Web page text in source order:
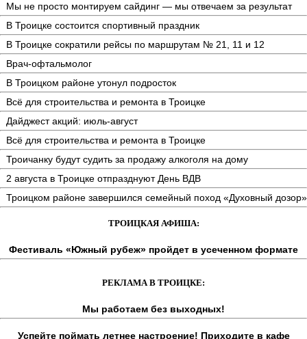
Мы не просто монтируем сайдинг — мы отвечаем за результат
В Троицке состоится спортивный праздник
В Троицке сократили рейсы по маршрутам № 21, 11 и 12
Врач-офтальмолог
В Троицком районе утонул подросток
Всё для строительства и ремонта в Троицке
Дайджест акций: июль-август
Всё для строительства и ремонта в Троицке
Троичанку будут судить за продажу алкоголя на дому
2 августа в Троицке отпразднуют День ВДВ
Троицком районе завершился семейный поход «Духовный дозор»
ТРОИЦКАЯ АФИША:
Фестиваль «Южный рубеж» пройдет в усеченном формате
РЕКЛАМА В ТРОИЦКЕ:
Мы работаем без выходных!
Успейте поймать летнее настроение! Приходите в кафе